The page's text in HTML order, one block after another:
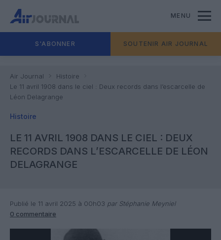
MENU
S'ABONNER SOUTENIR AIR JOURNAL
Air Journal
Histoire
Le 11 avril 1908 dans le ciel : Deux records dans l’escarcelle de
Léon Delagrange
Histoire
LE 11 AVRIL 1908 DANS LE CIEL : DEUX
RECORDS DANS L’ESCARCELLE DE LÉON
DELAGRANGE
Publié le 11 avril 2025 à 00h03 par Stéphanie Meyniel
0 commentaire